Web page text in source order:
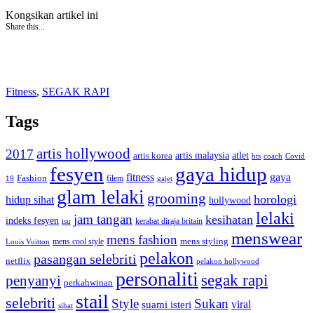
Kongsikan artikel ini
Share this...
Fitness, SEGAK RAPI
Tags
2017 artis hollywood artis korea artis malaysia atlet bts coach Covid
19 Fashion fesyen filem fitness gajet gaya hidup gaya
hidup sihat glam lelaki grooming hollywood horologi
indeks fesyen isu jam tangan kerabat diraja britain kesihatan lelaki
Louis Vuitton mens cool style mens fashion mens styling menswear
netflix pasangan selebriti pelakon pelakon hollywood
penyanyi perkahwinan personaliti segak rapi
selebriti sihat stail Style suami isteri Sukan viral